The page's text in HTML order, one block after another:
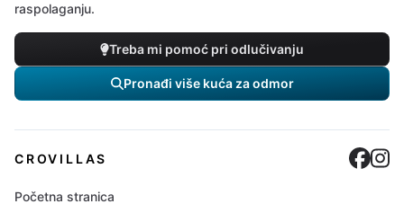
raspolaganju.
Treba mi pomoć pri odlučivanju
Pronađi više kuća za odmor
CROVILLAS
Početna stranica